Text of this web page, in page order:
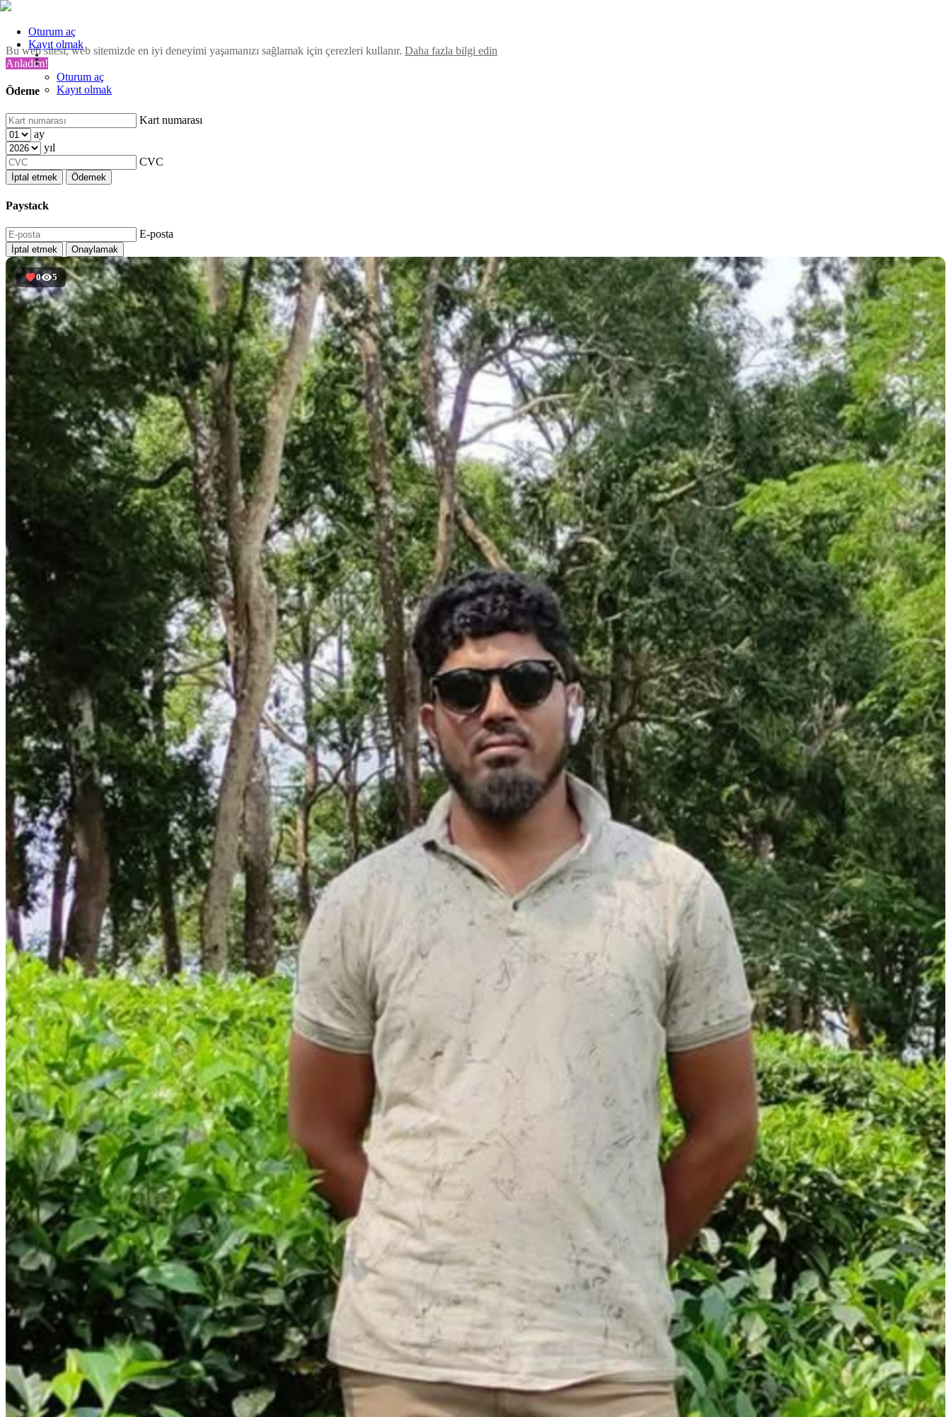
Bu web sitesi, web sitemizde en iyi deneyimi yaşamanızı sağlamak için çerezleri kullanır. Daha fazla bilgi edin
Anladım!
Ödeme
Kart numarası
ay
yıl
CVC
İptal etmek Ödemek
Paystack
E-posta
İptal etmek Onaylamak
Oturum aç
Kayıt olmak
Oturum aç
Kayıt olmak
0 5